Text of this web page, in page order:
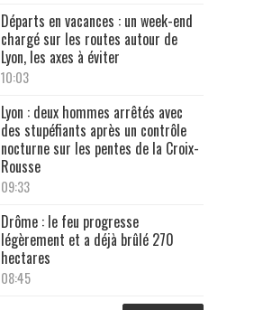
Départs en vacances : un week-end
chargé sur les routes autour de
Lyon, les axes à éviter
10:03
Lyon : deux hommes arrêtés avec
des stupéfiants après un contrôle
nocturne sur les pentes de la Croix-
Rousse
09:33
Drôme : le feu progresse
légèrement et a déjà brûlé 270
hectares
08:45